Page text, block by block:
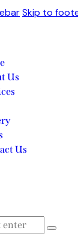
Skip to
Us
Us